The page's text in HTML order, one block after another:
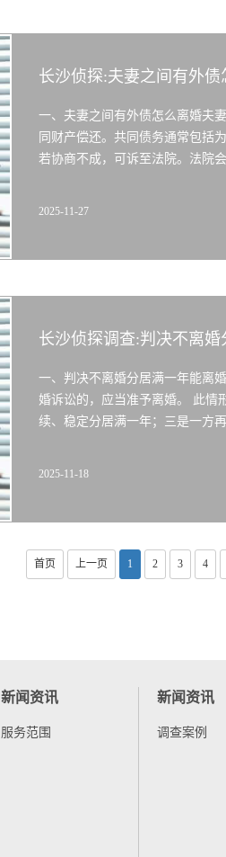
长沙侦探:夫妻之间有外债
一、夫妻之间有外债怎么离婚夫
同财产偿还。共同债务通常包括
若协商不成，可诉至法院。法院
2025-11-27
长沙侦探调查:判决不离
一、判决不离婚分居满一年能离
婚诉讼的，应当准予离婚。 此情
续、稳定分居满一年；三是一方
2025-11-18
首页 上一页 1 2 3 4
新闻资讯
服务范围
新闻资讯
调查案例